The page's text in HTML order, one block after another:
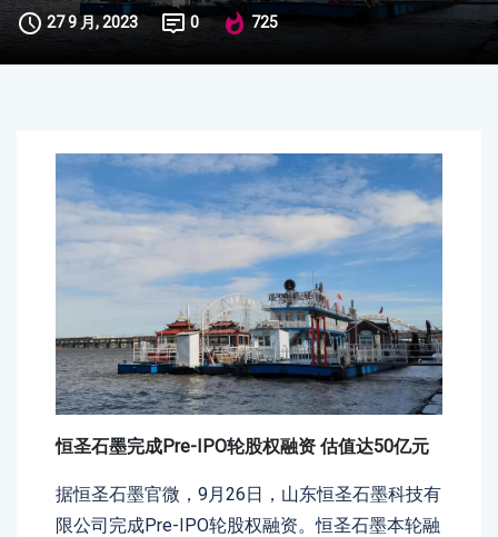
27 9 月, 2023 0 725
恒圣石墨完成Pre-IPO轮股权融资 估值达50亿元
据恒圣石墨官微，9月26日，山东恒圣石墨科技有
限公司完成pre-IPO轮股权融资。恒圣石墨本轮融